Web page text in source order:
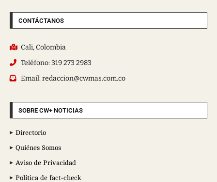
CONTÁCTANOS
Cali, Colombia
Teléfono: 319 273 2983
Email: redaccion@cwmas.com.co
SOBRE CW+ NOTICIAS
Directorio
Quiénes Somos
Aviso de Privacidad
Política de fact-check